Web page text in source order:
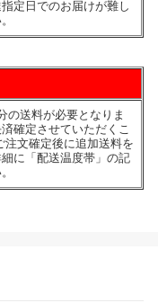
定日でのお届けが難し
の送料が必要となりま
確定させていただくこ
注文確定後に追加送料を
に「配送温度帯」の記